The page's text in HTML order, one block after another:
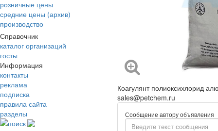
розничные цены
средние цены (архив)
производство
Справочник
каталог организаций
госты
Информация
контакты
реклама
подписка
правила сайта
разделы
поиск
Коагулянт полиоксихлорид
sales@petchem.ru
Сообщение автору объявления